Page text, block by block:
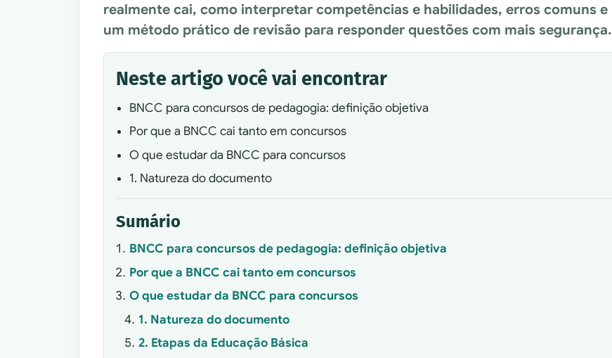
realmente cai, como interpretar competências e habilidades, erros comuns e
um método prático de revisão para responder questões com mais segurança.
Neste artigo você vai encontrar
BNCC para concursos de pedagogia: definição objetiva
Por que a BNCC cai tanto em concursos
O que estudar da BNCC para concursos
1. Natureza do documento
Sumário
BNCC para concursos de pedagogia: definição objetiva
Por que a BNCC cai tanto em concursos
O que estudar da BNCC para concursos
1. Natureza do documento
2. Etapas da Educação Básica